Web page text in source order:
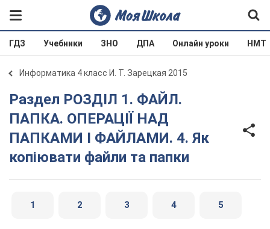
ГДЗ Учебники ЗНО ДПА Онлайн уроки НМТ
Информатика 4 класс И. Т. Зарецкая 2015
Раздел РОЗДІЛ 1. ФАЙЛ.
ПАПКА. ОПЕРАЦІЇ НАД
ПАПКАМИ І ФАЙЛАМИ. 4. Як
копіювати файли та папки
1 2 3 4 5